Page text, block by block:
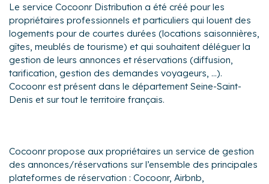
Le service Cocoonr Distribution a été créé pour les
propriétaires professionnels et particuliers qui louent des
logements pour de courtes durées (locations saisonnières,
gîtes, meublés de tourisme) et qui souhaitent déléguer la
gestion de leurs annonces et réservations (diffusion,
tarification, gestion des demandes voyageurs, ...).
Cocoonr est présent dans le département Seine-Saint-
Denis et sur tout le territoire français.
Cocoonr propose aux propriétaires un service de gestion
des annonces/réservations sur l’ensemble des principales
plateformes de réservation : Cocoonr, Airbnb,